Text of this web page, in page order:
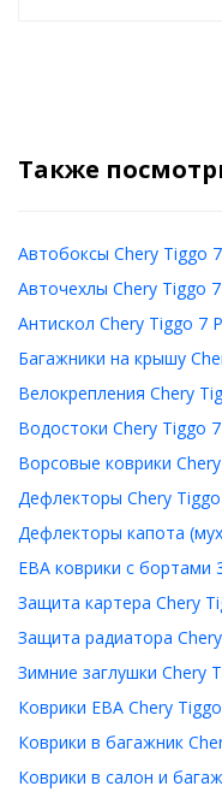
Также
Автобоксы Chery Tiggo
Авточехлы Chery Tiggo
Антискол Chery Tiggo 7
Багажники на крышу
Велокрепления Chery
Водостоки Chery Tiggo
Ворсовые коврики
Дефлекторы Chery
Дефлекторы капота
ЕВА коврики с бортами
Защита картера Chery
Защита радиатора
Зимние заглушки Chery
Коврики ЕВА Chery
Коврики в багажник
Коврики в салон и